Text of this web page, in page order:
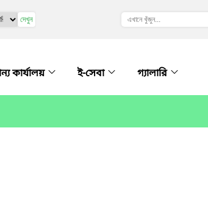
দেখুন
কার্যালয় ই-সেবা গ্যালারি